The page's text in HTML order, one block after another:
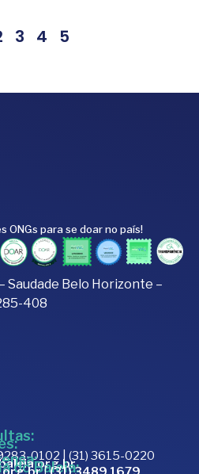
3 4 5
ONGs para se doar no país!
Saudade Belo Horizonte –
408
0102 | (31) 3615-0220
do Baleia: